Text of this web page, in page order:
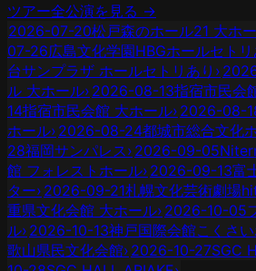
ツアー全公演を見る →
2026-07-20松戸森のホール21 大ホ
07-26広島文化学園HBGホールセトリ
台サンプラザ ホールセトリあり ›
ル 大ホール› 2026-08-13指宿市民会
14指宿市民会館 大ホール› 2026-08-
ホール› 2026-08-24都城市総合文化
28福岡サンパレス› 2026-09-05
館 フォレストホール› 2026-09-13富
ター› 2026-09-21札幌文化芸術劇場
重県文化会館 大ホール› 2026-10-05
ル› 2026-10-13神戸国際会館こくさ
歌山県民文化会館› 2026-10-27SGC